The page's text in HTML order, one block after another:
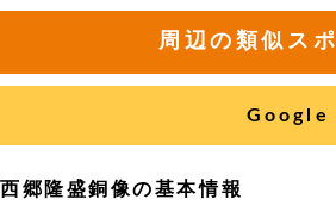
周辺の類似ス
Google
西郷隆盛銅像の基本情報